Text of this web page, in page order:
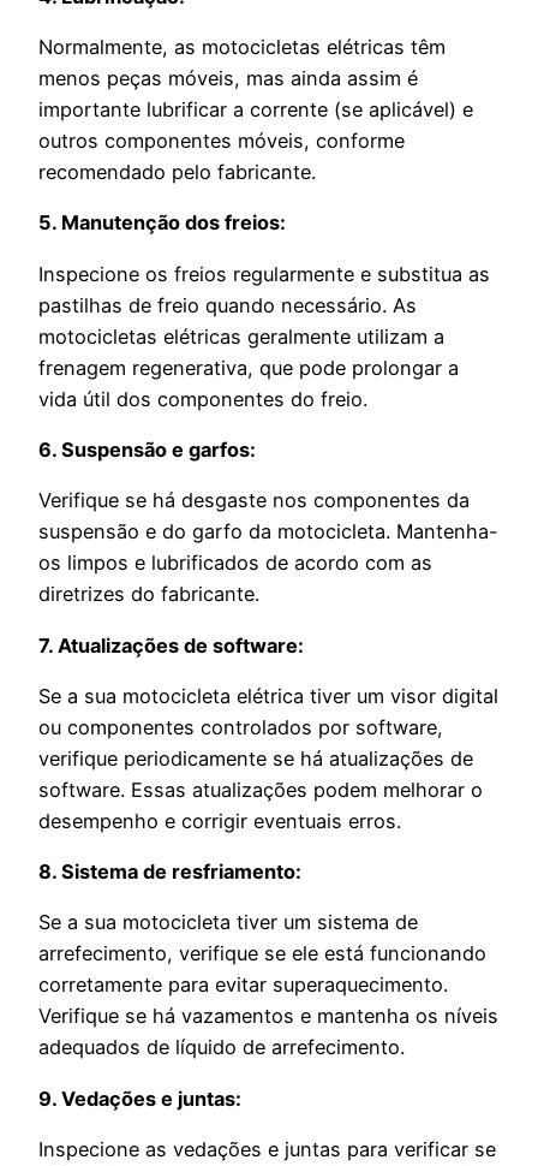
Normalmente, as motocicletas elétricas têm
menos peças móveis, mas ainda assim é
importante lubrificar a corrente (se aplicável) e
outros componentes móveis, conforme
recomendado pelo fabricante.
5. Manutenção dos freios:
Inspecione os freios regularmente e substitua as
pastilhas de freio quando necessário. As
motocicletas elétricas geralmente utilizam a
frenagem regenerativa, que pode prolongar a
vida útil dos componentes do freio.
6. Suspensão e garfos:
Verifique se há desgaste nos componentes da
suspensão e do garfo da motocicleta. Mantenha-
os limpos e lubrificados de acordo com as
diretrizes do fabricante.
7. Atualizações de software:
Se a sua motocicleta elétrica tiver um visor digital
ou componentes controlados por software,
verifique periodicamente se há atualizações de
software. Essas atualizações podem melhorar o
desempenho e corrigir eventuais erros.
8. Sistema de resfriamento:
Se a sua motocicleta tiver um sistema de
arrefecimento, verifique se ele está funcionando
corretamente para evitar superaquecimento.
Verifique se há vazamentos e mantenha os níveis
adequados de líquido de arrefecimento.
9. Vedações e juntas:
Inspecione as vedações e juntas para verificar se